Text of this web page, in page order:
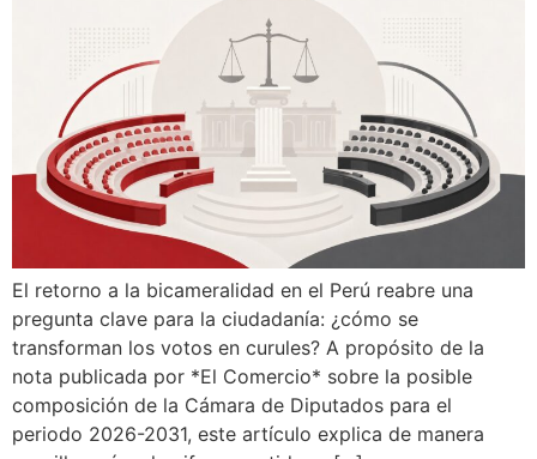
El retorno a la bicameralidad en el Perú reabre una
pregunta clave para la ciudadanía: ¿cómo se
transforman los votos en curules? A propósito de la
nota publicada por *El Comercio* sobre la posible
composición de la Cámara de Diputados para el
periodo 2026-2031, este artículo explica de manera